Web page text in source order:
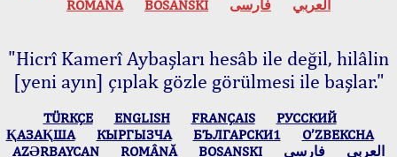
ROMÂNĂ
BOSANSKI العربي فارسی
"Hicrî Kamerî Aybaşları hesâb ile değil, hilâlin
[yeni ayın] çıplak gözle görülmesi ile başlar."
TÜRKÇE ENGLISH FRANÇAIS
РУССКИЙ
ҚАЗАҚША
КЫPГЫЗЧA БЪЛГАРСКИ1
O’ZBEKCHA
AZӘRBAYCAN
ROMÂNĂ BOSANSKI العربي فارسی